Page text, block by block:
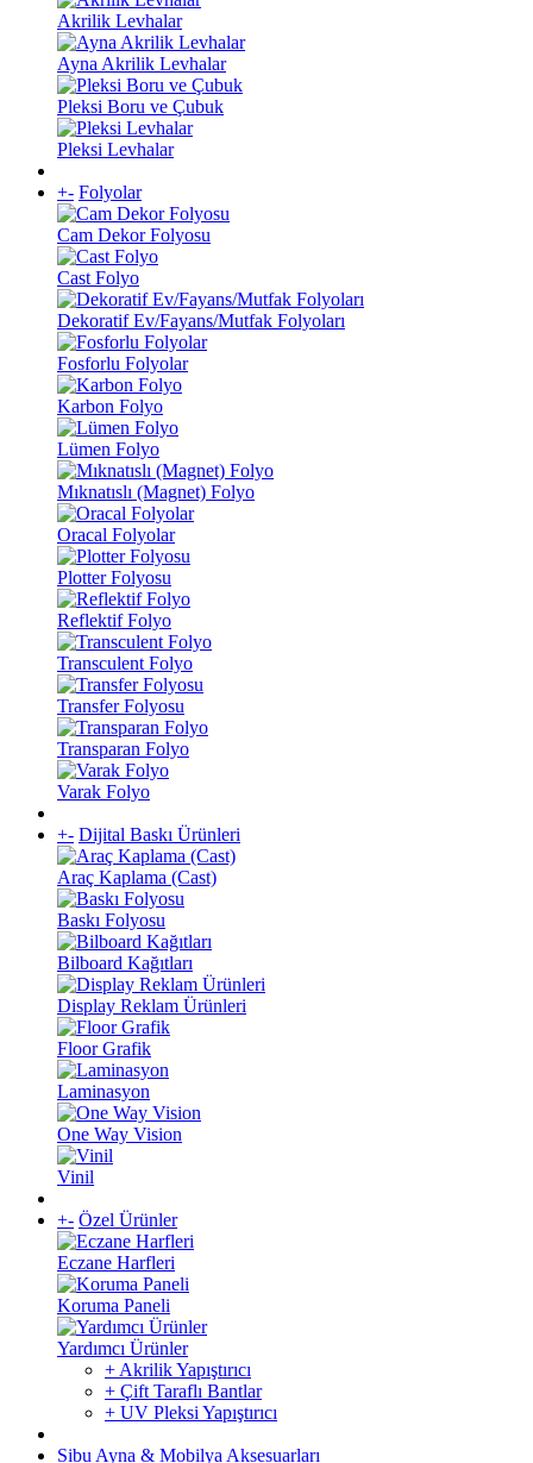
Akrilik Levhalar
Ayna Akrilik Levhalar
Pleksi Boru ve Çubuk
Pleksi Levhalar
+- Folyolar
Cam Dekor Folyosu
Cast Folyo
Dekoratif Ev/Fayans/Mutfak Folyoları
Fosforlu Folyolar
Karbon Folyo
Lümen Folyo
Mıknatıslı (Magnet) Folyo
Oracal Folyolar
Plotter Folyosu
Reflektif Folyo
Transculent Folyo
Transfer Folyosu
Transparan Folyo
Varak Folyo
+- Dijital Baskı Ürünleri
Araç Kaplama (Cast)
Baskı Folyosu
Bilboard Kağıtları
Display Reklam Ürünleri
Floor Grafik
Laminasyon
One Way Vision
Vinil
+- Özel Ürünler
Eczane Harfleri
Koruma Paneli
Yardımcı Ürünler
+ Akrilik Yapıştırıcı
+ Çift Taraflı Bantlar
+ UV Pleksi Yapıştırıcı
Sibu Ayna & Mobilya Aksesuarları